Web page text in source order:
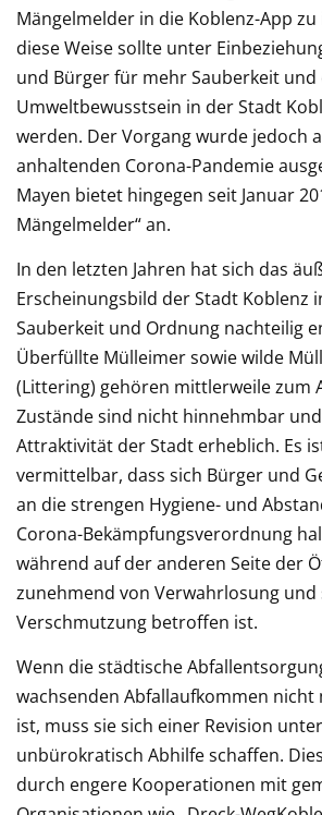
Mängelmelder in die Koblenz-App
diese Weise sollte unter
und Bürger für mehr Sauberkeit und
Umweltbewusstsein in der Stadt
werden. Der Vorgang wurde jedoch
anhaltenden Corona-Pandemie
Mayen bietet hingegen seit Januar
Mängelmelder“ an.
In den letzten Jahren hat sich das
Erscheinungsbild der Stadt Koblenz
Sauberkeit und Ordnung nachteilig
Überfüllte Mülleimer sowie wilde
(Littering) gehören mittlerweile zum
Zustände sind nicht hinnehmbar
Attraktivität der Stadt erheblich. Es
vermittelbar, dass sich Bürger und
an die strengen Hygiene- und
Corona-Bekämpfungsverordnung
während auf der anderen Seite der
zunehmend von Verwahrlosung
Verschmutzung betroffen ist.
Wenn die städtische
wachsenden Abfallaufkommen nicht
ist, muss sie sich einer Revision
unbürokratisch Abhilfe schaffen.
durch engere Kooperationen mit